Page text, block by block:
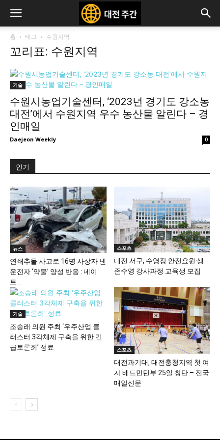
홈 태그 수원지역
꼬리표: 수원지역
기술
수원시농업기술센터, ‘2023년 경기도 강소농
대전’에서 수원지역 우수 농산물 알린다 – 경
인매일
Daejeon Weekly 0
인기
뉴스
연쇄추돌 사고로 16명 사상자 낸
운전자 ‘약물’ 양성 반응 : 네이
트...
스포츠
대전 서구, 수영장 안전요원·생
존수영 강사과정 교육생 모집
기술
조승래 의원 주최 ‘우주산업 클
러스터 3각체제 구축을 위한 긴
급토론회’ 성료
스포츠
대전과기대, 대전충청지역 첫 여
자 배드민턴부 25일 창단 – 전국
매일신문